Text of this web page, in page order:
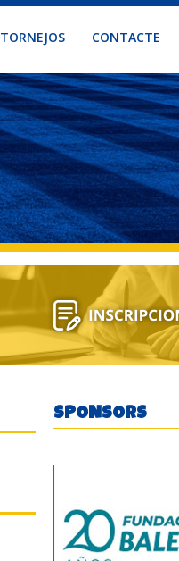
TORNEJOS CONTACTE
SPONSORS